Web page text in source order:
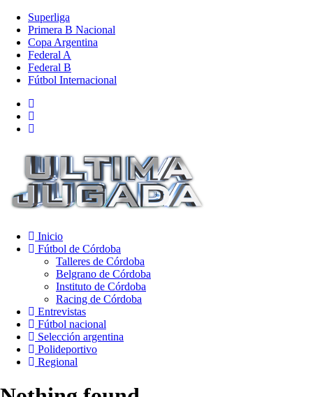
Superliga
Primera B Nacional
Copa Argentina
Federal A
Federal B
Fútbol Internacional
Inicio
Fútbol de Córdoba
Talleres de Córdoba
Belgrano de Córdoba
Instituto de Córdoba
Racing de Córdoba
Entrevistas
Fútbol nacional
Selección argentina
Polideportivo
Regional